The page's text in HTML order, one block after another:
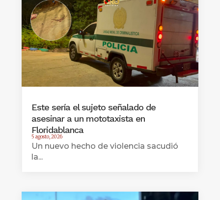
Este sería el sujeto señalado de
asesinar a un mototaxista en
Floridablanca
5 agosto, 2026
Un nuevo hecho de violencia sacudió
la...